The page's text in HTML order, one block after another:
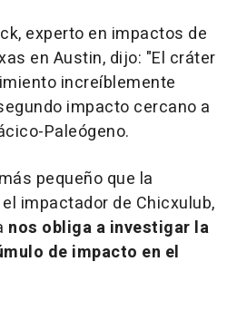
experto en impactos de
en Austin, dijo: "El cráter
increíblemente
impacto cercano a
Paleógeno.
pequeño que la
impactador de Chicxulub,
nos obliga a investigar la
de impacto en el